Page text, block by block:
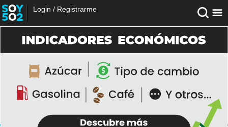
Login / Registrarme